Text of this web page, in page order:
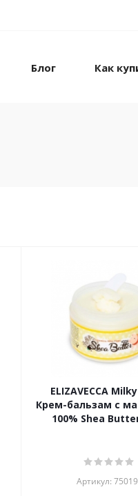
Блог Как
ELIZAVECCA
Крем-бальзам с
100% Shea
Артикул: